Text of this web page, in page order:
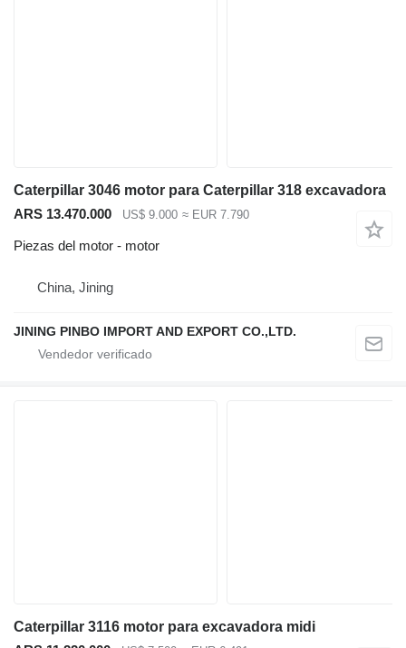
Caterpillar 3046 motor para Caterpillar 318 excavadora
ARS 13.470.000
US$ 9.000 ≈ EUR 7.790
Piezas del motor - motor
China, Jining
JINING PINBO IMPORT AND EXPORT CO.,LTD.
Caterpillar 3116 motor para excavadora midi